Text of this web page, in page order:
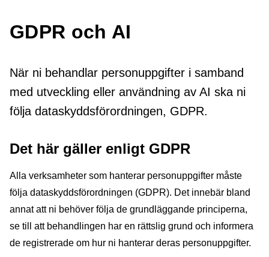
GDPR och AI
När ni behandlar personuppgifter i samband
med utveckling eller användning av AI ska ni
följa dataskyddsförordningen, GDPR.
Det här gäller enligt GDPR
Alla verksamheter som hanterar personuppgifter måste
följa dataskyddsförordningen (GDPR). Det innebär bland
annat att ni behöver följa de grundläggande principerna,
se till att behandlingen har en rättslig grund och informera
de registrerade om hur ni hanterar deras personuppgifter.